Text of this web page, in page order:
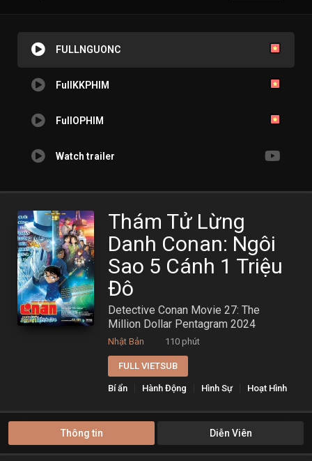
FULLNGUONC
FullKKPHIM
FullOPHIM
Watch trailer
Thám Tử Lừng
Danh Conan: Ngôi
Sao 5 Cánh 1 Triệu
Đô
Detective Conan Movie 27: The
Million Dollar Pentagram 2024
Nhật Bản 110 phút
FULL VIETSUB
Bí ẩn Hành Động Hình Sự Hoạt Hình
Thông tin Diễn Viên